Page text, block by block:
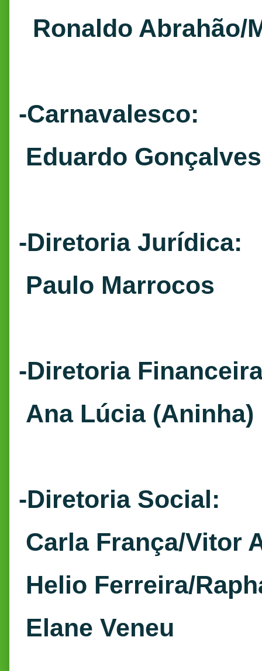
Ronaldo Abrahão/
-Carnavalesco:
Eduardo Gonçalves
-Diretoria Jurídica:
Paulo Marrocos
-Diretoria
Ana Lúcia (Aninha)
-Diretoria Social:
Carla França/Vitor
Helio Ferreira/
Elane Veneu